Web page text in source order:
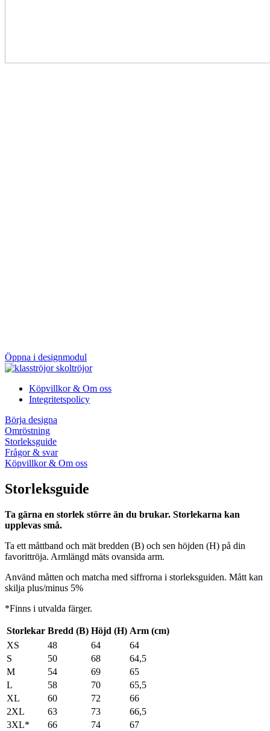
Öppna i designmodul
Köpvillkor & Om oss
Integritetspolicy
Börja designa
Omröstning
Storleksguide
Frågor & svar
Köpvillkor & Om oss
Storleksguide
Ta gärna en storlek större än du brukar. Storlekarna kan
upplevas små.
Ta ett måttband och mät bredden (B) och sen höjden (H) på din
favorittröja. Armlängd mäts ovansida arm.
Använd måtten och matcha med siffrorna i storleksguiden. Mått kan
skilja plus/minus 5%
*Finns i utvalda färger.
Storlekar Bredd (B) Höjd (H) Arm (cm)
XS
48 64
64
S
50 68
64,5
M
54 69
65
L
58 70
65,5
XL
60 72
66
2XL
63 73
66,5
3XL*
66 74 67